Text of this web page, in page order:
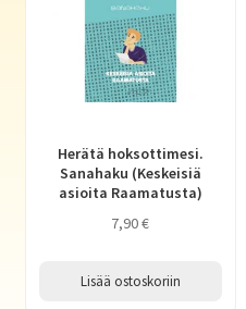
Herätä hoksottimesi.
Sanahaku (Keskeisiä
asioita Raamatusta)
7,90€
Lisää ostoskoriin